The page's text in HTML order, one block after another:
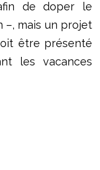
de doper le
–, mais un projet
être présenté
les vacances